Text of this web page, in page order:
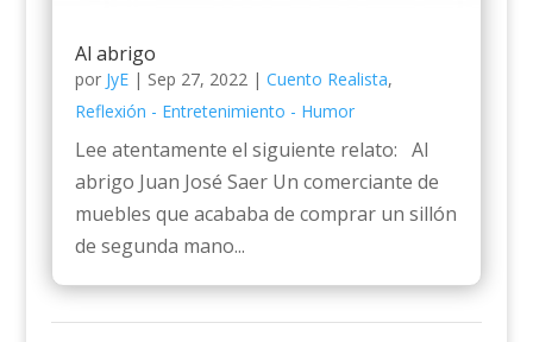
Al abrigo
por JyE| Sep 27, 2022| Cuento Realista,
Reflexión - Entretenimiento - Humor
Lee atentamente el siguiente relato: Al
abrigo Juan José Saer Un comerciante de
muebles que acababa de comprar un sillón
de segunda mano...